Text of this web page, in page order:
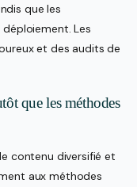
que les
Les
et des audits de
que les méthodes
contenu diversifié et
aux méthodes